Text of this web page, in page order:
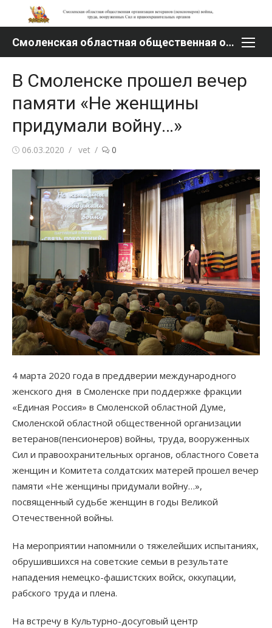
Перейти
содержимому
Смоленская областная общественная организация ветеранов (пенсионеров) войны, труда, вооруженных Сил и правоохранительных органов
В Смоленске прошел вечер
памяти «Не женщины
придумали войну…»
Опубликовано
06.03.2020 Автор
vet 0
4 марта 2020 года в преддверии международного
женского дня в Смоленске при поддержке фракции
«Единая Россия» в Смоленской областной Думе,
Смоленской областной общественной организации
ветеранов(пенсионеров) войны, труда, вооруженных
Сил и правоохранительных органов, областного Совета
женщин и Комитета солдатских матерей прошел вечер
памяти «Не женщины придумали войну…»,
посвященный судьбе женщин в годы Великой
Отечественной войны.
На мероприятии напомнили о тяжелейших испытаниях,
обрушившихся на советские семьи в результате
нападения немецко-фашистских войск, оккупации,
рабского труда и плена.
На встречу в Культурно-досуговый центр